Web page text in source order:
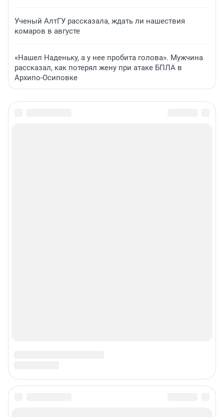
Ученый АлтГУ рассказала, ждать ли нашествия
комаров в августе
«Нашел Наденьку, а у нее пробита голова». Мужчина
рассказал, как потерял жену при атаке БПЛА в
Архипо-Осиповке